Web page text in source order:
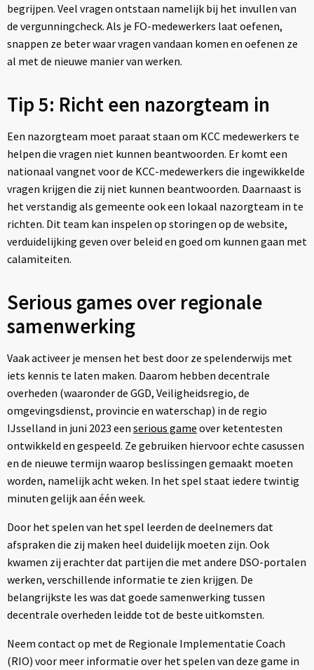
begrijpen. Veel vragen ontstaan namelijk bij het invullen van
de vergunningcheck. Als je FO-medewerkers laat oefenen,
snappen ze beter waar vragen vandaan komen en oefenen ze
al met de nieuwe manier van werken.
Tip 5: Richt een nazorgteam in
Een nazorgteam moet paraat staan om KCC medewerkers te
helpen die vragen niet kunnen beantwoorden. Er komt een
nationaal vangnet voor de KCC-medewerkers die ingewikkelde
vragen krijgen die zij niet kunnen beantwoorden. Daarnaast is
het verstandig als gemeente ook een lokaal nazorgteam in te
richten. Dit team kan inspelen op storingen op de website,
verduidelijking geven over beleid en goed om kunnen gaan met
calamiteiten.
Serious games over regionale
samenwerking
Vaak activeer je mensen het best door ze spelenderwijs met
iets kennis te laten maken. Daarom hebben decentrale
overheden (waaronder de GGD, Veiligheidsregio, de
omgevingsdienst, provincie en waterschap) in de regio
IJsselland in juni 2023 een serious game over ketentesten
ontwikkeld en gespeeld. Ze gebruiken hiervoor echte casussen
en de nieuwe termijn waarop beslissingen gemaakt moeten
worden, namelijk acht weken. In het spel staat iedere twintig
minuten gelijk aan één week.
Door het spelen van het spel leerden de deelnemers dat
afspraken die zij maken heel duidelijk moeten zijn. Ook
kwamen zij erachter dat partijen die met andere DSO-portalen
werken, verschillende informatie te zien krijgen. De
belangrijkste les was dat goede samenwerking tussen
decentrale overheden leidde tot de beste uitkomsten.
Neem contact op met de Regionale Implementatie Coach
(RIO) voor meer informatie over het spelen van deze game in